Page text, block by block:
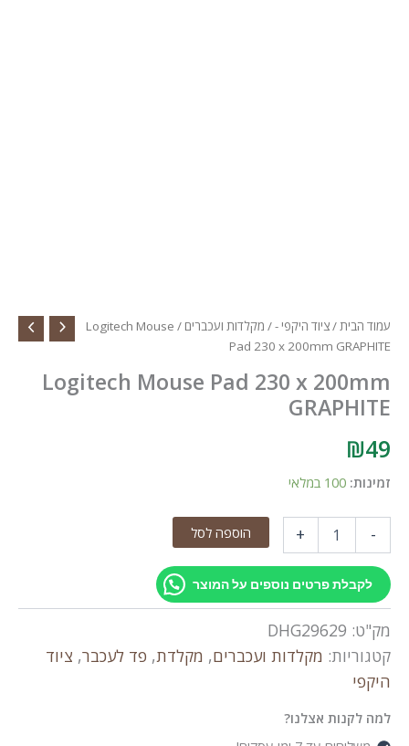
עמוד הבית/ציוד היקפי -/ מקלדות ועכברים
/ Logitech Mouse
Pad 230 x 200mm GRAPHITE
Logitech Mouse Pad 230 x 200mm
GRAPHITE
₪49
זמינות: 100 במלאי
-
Mouse
Pad
x
200mm
GRAPHITE
+ הוספה לסל
לקבלת פרטים נוספים על המוצר
מק"ט: DHG29629
קטגוריות: מקלדות ועכברים, מקלדת, פד לעכבר, ציוד
היקפי
למה לקנות אצלנו?